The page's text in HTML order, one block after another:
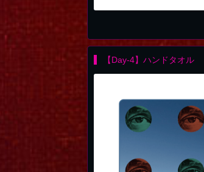
【Day-4】ハンドタオル